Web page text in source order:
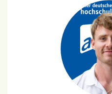
Eric
AKAD
Data
Team: 6.